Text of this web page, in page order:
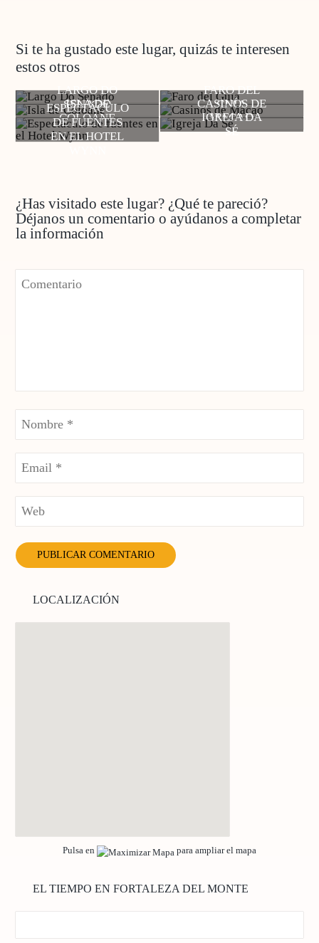
Si te ha gustado este lugar, quizás te interesen
estos otros
LARGO DO
SENADO
FARO DEL
GUÍA
ISLA DE
COLOANE
CASINOS DE
MACAO
ESPECTÁCULO
DE FUENTES
EN EL HOTEL
IGREJA DA
SÉ
¿Has visitado este lugar? ¿Qué te pareció?
Déjanos un comentario o ayúdanos a completar
la información
LOCALIZACIÓN
Pulsa en para ampliar el mapa
EL TIEMPO EN FORTALEZA DEL MONTE